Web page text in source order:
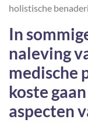
holistische
In
naleving
medische
koste
aspecten